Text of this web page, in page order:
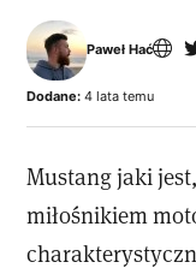
Paweł Hać
Dodane: 4 lata temu
Mustang jaki
miłośnikiem